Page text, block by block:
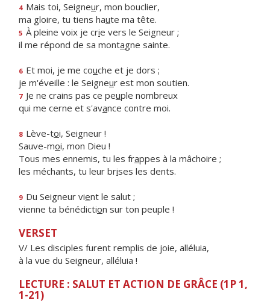
4 Mais toi, Seigneur, mon bouclier,
ma gloire, tu tiens haute ma tête.
5 À pleine voix je crie vers le Seigneur ;
il me répond de sa montagne sainte.
6 Et moi, je me couche et je dors ;
je m'éveille : le Seigneur est mon soutien.
7 Je ne crains pas ce peuple nombreux
qui me cerne et s'avance contre moi.
8 Lève-toi, Seigneur !
Sauve-moi, mon Dieu !
Tous mes ennemis, tu les frappes à la mâchoire ;
les méchants, tu leur brises les dents.
9 Du Seigneur vient le salut ;
vienne ta bénédiction sur ton peuple !
VERSET
V/ Les disciples furent remplis de joie, alléluia,
à la vue du Seigneur, alléluia !
LECTURE : SALUT ET ACTION DE GRÂCE (1P 1,
1-21)